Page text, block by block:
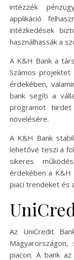
intézzék
applikáció
intézkedések
használhassák a
A K&H Bank a
Számos projektet
érdekében,
bank segíti a
programot
növelésére.
A K&H Bank
lehetővé teszi a
sikeres
érdekében a K&H
piaci trendeket és
Az UniCredit
piacon. A bank